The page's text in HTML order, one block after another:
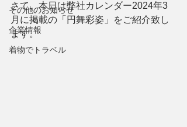
その他のお知らせ
企業情報
着物でトラベル
さて、本日は弊社カレンダー2024年3
月に掲載の「円舞彩姿」をご紹介致し
ます。